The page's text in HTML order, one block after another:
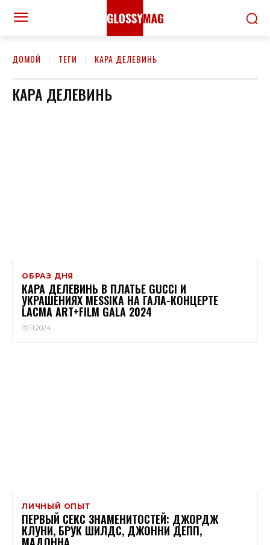
ДОМОЙ ТЕГИ КАРА ДЕЛЕВИНЬ
КАРА ДЕЛЕВИНЬ
ОБРАЗ ДНЯ
КАРА ДЕЛЕВИНЬ В ПЛАТЬЕ GUCCI И
УКРАШЕНИЯХ MESSIKA НА ГАЛА-КОНЦЕРТЕ
LACMA ART+FILM GALA 2024
07.11.2024
ЛИЧНЫЙ ОПЫТ
ПЕРВЫЙ СЕКС ЗНАМЕНИТОСТЕЙ: ДЖОРДЖ
КЛУНИ, БРУК ШИЛДС, ДЖОННИ ДЕПП,
МАДОННА